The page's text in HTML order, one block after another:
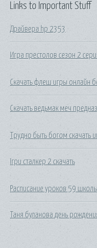
Links to Important Stuff
Драйвера hp 2353
Игра престолов сезон 2
Скачать флеш игры онлайн
Скачать ведьмак меч
Трудно быть богом скачать
Ігри сталкер 2 скачать
Расписание уроков 59 школы
Таня буланова день